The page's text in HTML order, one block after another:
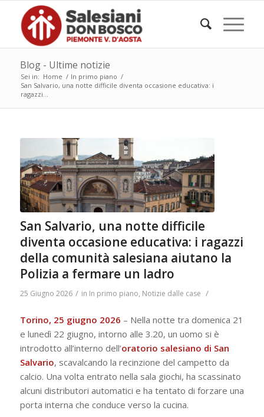
Blog - Ultime notizie
Sei in: Home / In primo piano /
San Salvario, una notte difficile diventa occasione educativa: i
ragazzi...
San Salvario, una notte difficile
diventa occasione educativa: i ragazzi
della comunità salesiana aiutano la
Polizia a fermare un ladro
25 Giugno 2026 / in In primo piano, Notizie dalle case /
Torino, 25 giugno 2026 – Nella notte tra domenica 21
e lunedì 22 giugno, intorno alle 3.20, un uomo si è
introdotto all’interno dell’oratorio salesiano di San
Salvario, scavalcando la recinzione del campetto da
calcio. Una volta entrato nella sala giochi, ha scassinato
alcuni distributori automatici e ha tentato di forzare una
porta interna che conduce verso la cucina.